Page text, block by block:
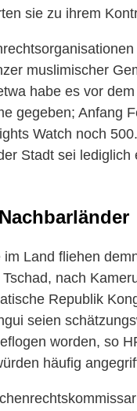
sie zu ihrem
muslimischer
habe es vor
gegeben; Anfang
Watch noch
Stadt sei lediglich
im Land fliehen
nach
Republik
seien
worden, so
häufig